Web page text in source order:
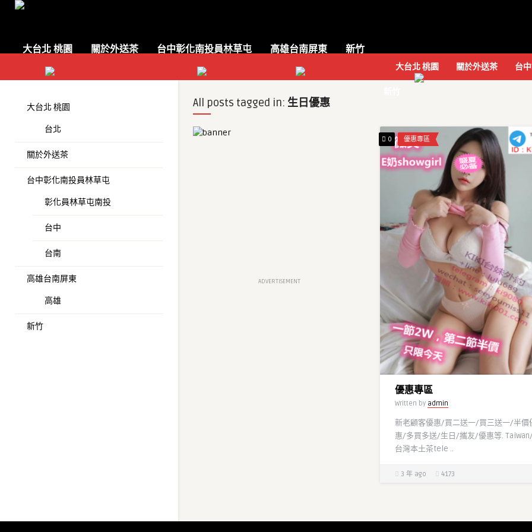
大台北 桃園 關於外送茶 台中彰化南投員林草屯 高雄台南屏東 新竹
大台北 桃園 關於外送茶 台
大台北 桃園
台北
關於外送茶
台中彰化南投員林草屯
彰化員林草屯南投
台中
台南
高雄台南屏東
高雄
新竹
All posts tagged in: 生日優惠
ADVERTISEMENT
0 優惠專區
優惠專區
Written by admin
新老顧客優惠/買二送一/買三送一/半價
惠/多買多送/生日/攜友/優惠等.
台灣本土茶tele ..
3 年 ago 4173